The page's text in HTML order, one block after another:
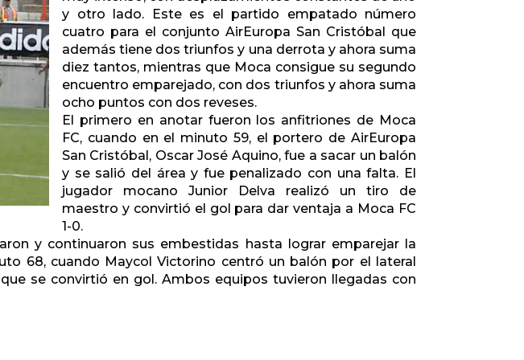
y otro lado. Este es el partido empatado número
cuatro para el conjunto AirEuropa San Cristóbal que
además tiene dos triunfos y una derrota y ahora suma
diez tantos, mientras que Moca consigue su segundo
encuentro emparejado, con dos triunfos y ahora suma
ocho puntos con dos reveses.
El primero en anotar fueron los anfitriones de Moca
FC, cuando en el minuto 59, el portero de AirEuropa
San Cristóbal, Oscar José Aquino, fue a sacar un balón
y se salió del área y fue penalizado con una falta. El
jugador mocano Junior Delva realizó un tiro de
maestro y convirtió el gol para dar ventaja a Moca FC
1-0.
y continuaron sus embestidas hasta lograr emparejar la
68, cuando Maycol Victorino centró un balón por el lateral
se convirtió en gol. Ambos equipos tuvieron llegadas con